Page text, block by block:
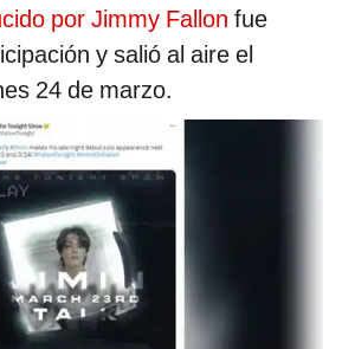
por Jimmy Fallon fue
y salió al aire el
24 de marzo.